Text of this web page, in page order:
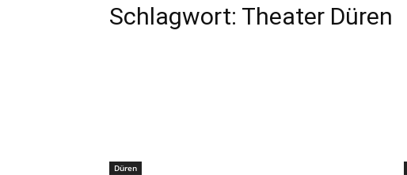
Schlagwort: Theater Düren
Düren